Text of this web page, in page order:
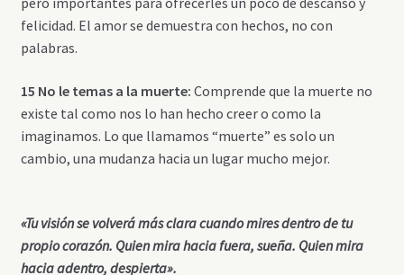
felicidad. El amor se demuestra con hechos, no con
palabras.
15 No le temas a la muerte: Comprende que la muerte no
existe tal como nos lo han hecho creer o como la
imaginamos. Lo que llamamos “muerte” es solo un
cambio, una mudanza hacia un lugar mucho mejor.
«Tu visión se volverá más clara cuando mires dentro de tu
propio corazón. Quien mira hacia fuera, sueña. Quien mira
hacia adentro, despierta».